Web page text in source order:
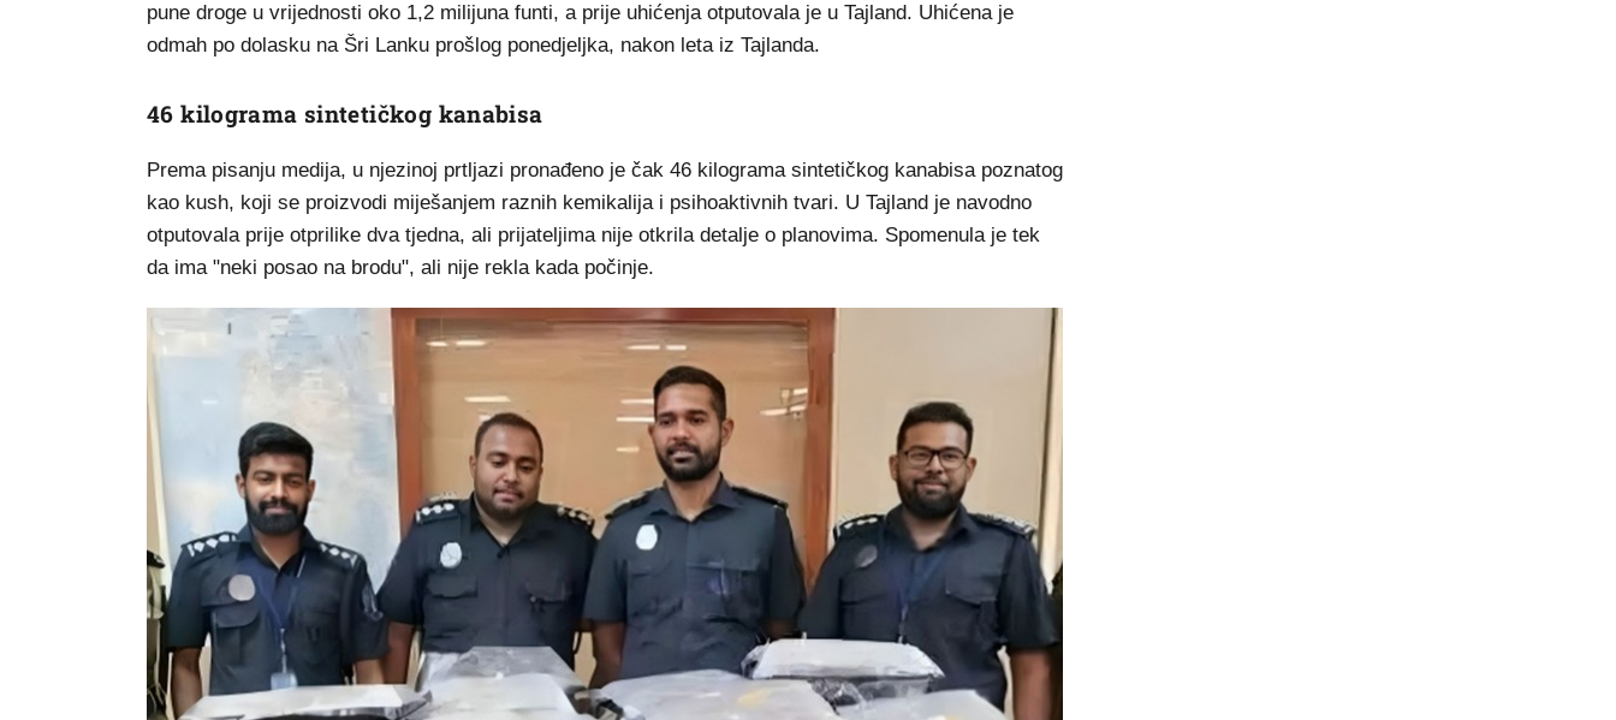
pune droge u vrijednosti oko 1,2 milijuna funti, a prije uhićenja otputovala je u Tajland. Uhićena je
odmah po dolasku na Šri Lanku prošlog ponedjeljka, nakon leta iz Tajlanda.
46 kilograma sintetičkog kanabisa
Prema pisanju medija, u njezinoj prtljazi pronađeno je čak 46 kilograma sintetičkog kanabisa poznatog
kao kush, koji se proizvodi miješanjem raznih kemikalija i psihoaktivnih tvari. U Tajland je navodno
otputovala prije otprilike dva tjedna, ali prijateljima nije otkrila detalje o planovima. Spomenula je tek
da ima "neki posao na brodu", ali nije rekla kada počinje.